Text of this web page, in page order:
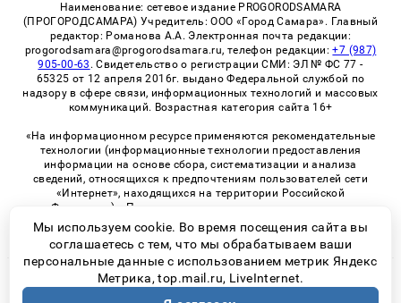
Наименование: сетевое издание PROGORODSAMARA
(ПРОГОРОДСАМАРА) Учредитель: ООО «Город Самара». Главный
редактор: Романова А.А. Электронная почта редакции:
progorodsamara@progorodsamara.ru, телефон редакции:+7 (987)
905-00-63 . Свидетельство о регистрации СМИ: ЭЛ № ФС 77 -
65325 от 12 апреля 2016г. выдано Федеральной службой по
надзору в сфере связи, информационных технологий и массовых
коммуникаций. Возрастная категория сайта 16+
«На информационном ресурсе применяются рекомендательные
технологии (информационные технологии предоставления
информации на основе сбора, систематизации и анализа
сведений, относящихся к предпочтениям пользователей сети
«Интернет», находящихся на территории Российской
Федерации)». Правила применения рекомендательных
технологий в виджетах рекламно-обменной сети
«СМИ2» (PDF)
© 2026 «ProGorodSamara» | Все права защищены
Мы используем cookie. Во время посещения сайта вы
соглашаетесь с тем, что мы обрабатываем ваши
персональные данные с использованием метрик Яндекс
Метрика, top.mail.ru, LiveInternet.